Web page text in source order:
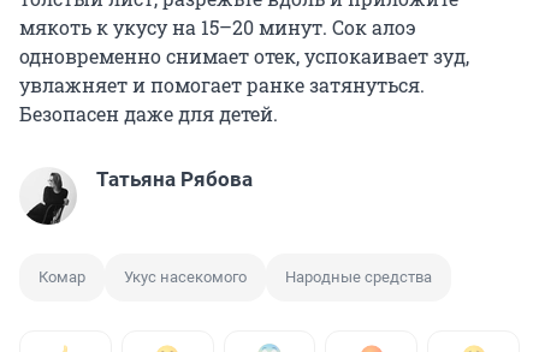
мякоть к укусу на 15–20 минут. Сок алоэ
одновременно снимает отек, успокаивает зуд,
увлажняет и помогает ранке затянуться.
Безопасен даже для детей.
Татьяна Рябова
Комар Укус насекомого Народные средства